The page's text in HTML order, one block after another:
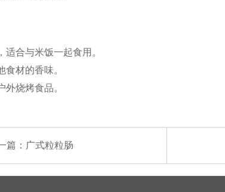
合与米饭一起食用。
材的香味。
烧烤食品。
篇： 广式粒粒肠